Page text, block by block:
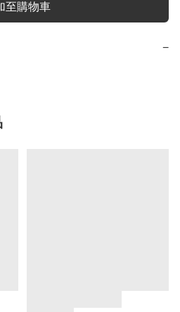
至購物車
−